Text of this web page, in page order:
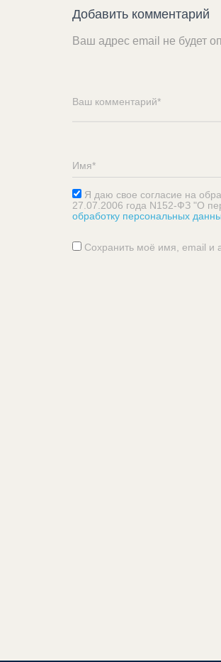
Добавить комментарий
Ваш адрес email не будет
Я даю свое согласие на
27.07.2006 года N152-ФЗ "О
обработку персональных
Сохранить моё имя, email и